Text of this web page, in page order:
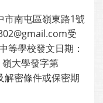
市南屯區嶺東路1號
受
等學校發文日期：
大學發字第
解密條件或保密期